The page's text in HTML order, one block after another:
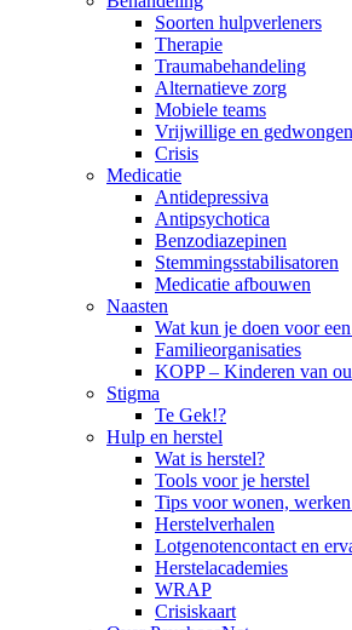
Soorten hulpverleners
Therapie
Traumabehandeling
Alternatieve zorg
Mobiele teams
Vrijwillige en
Crisis
Medicatie
Antidepressiva
Antipsychotica
Benzodiazepinen
Stemmingsstabilisatoren
Medicatie afbouwen
Naasten
Wat kun je doen voor
Familieorganisaties
KOPP – Kinderen van
Stigma
Te Gek!?
Hulp en herstel
Wat is herstel?
Tools voor je herstel
Tips voor wonen,
Herstelverhalen
Lotgenotencontact en
Herstelacademies
WRAP
Crisiskaart